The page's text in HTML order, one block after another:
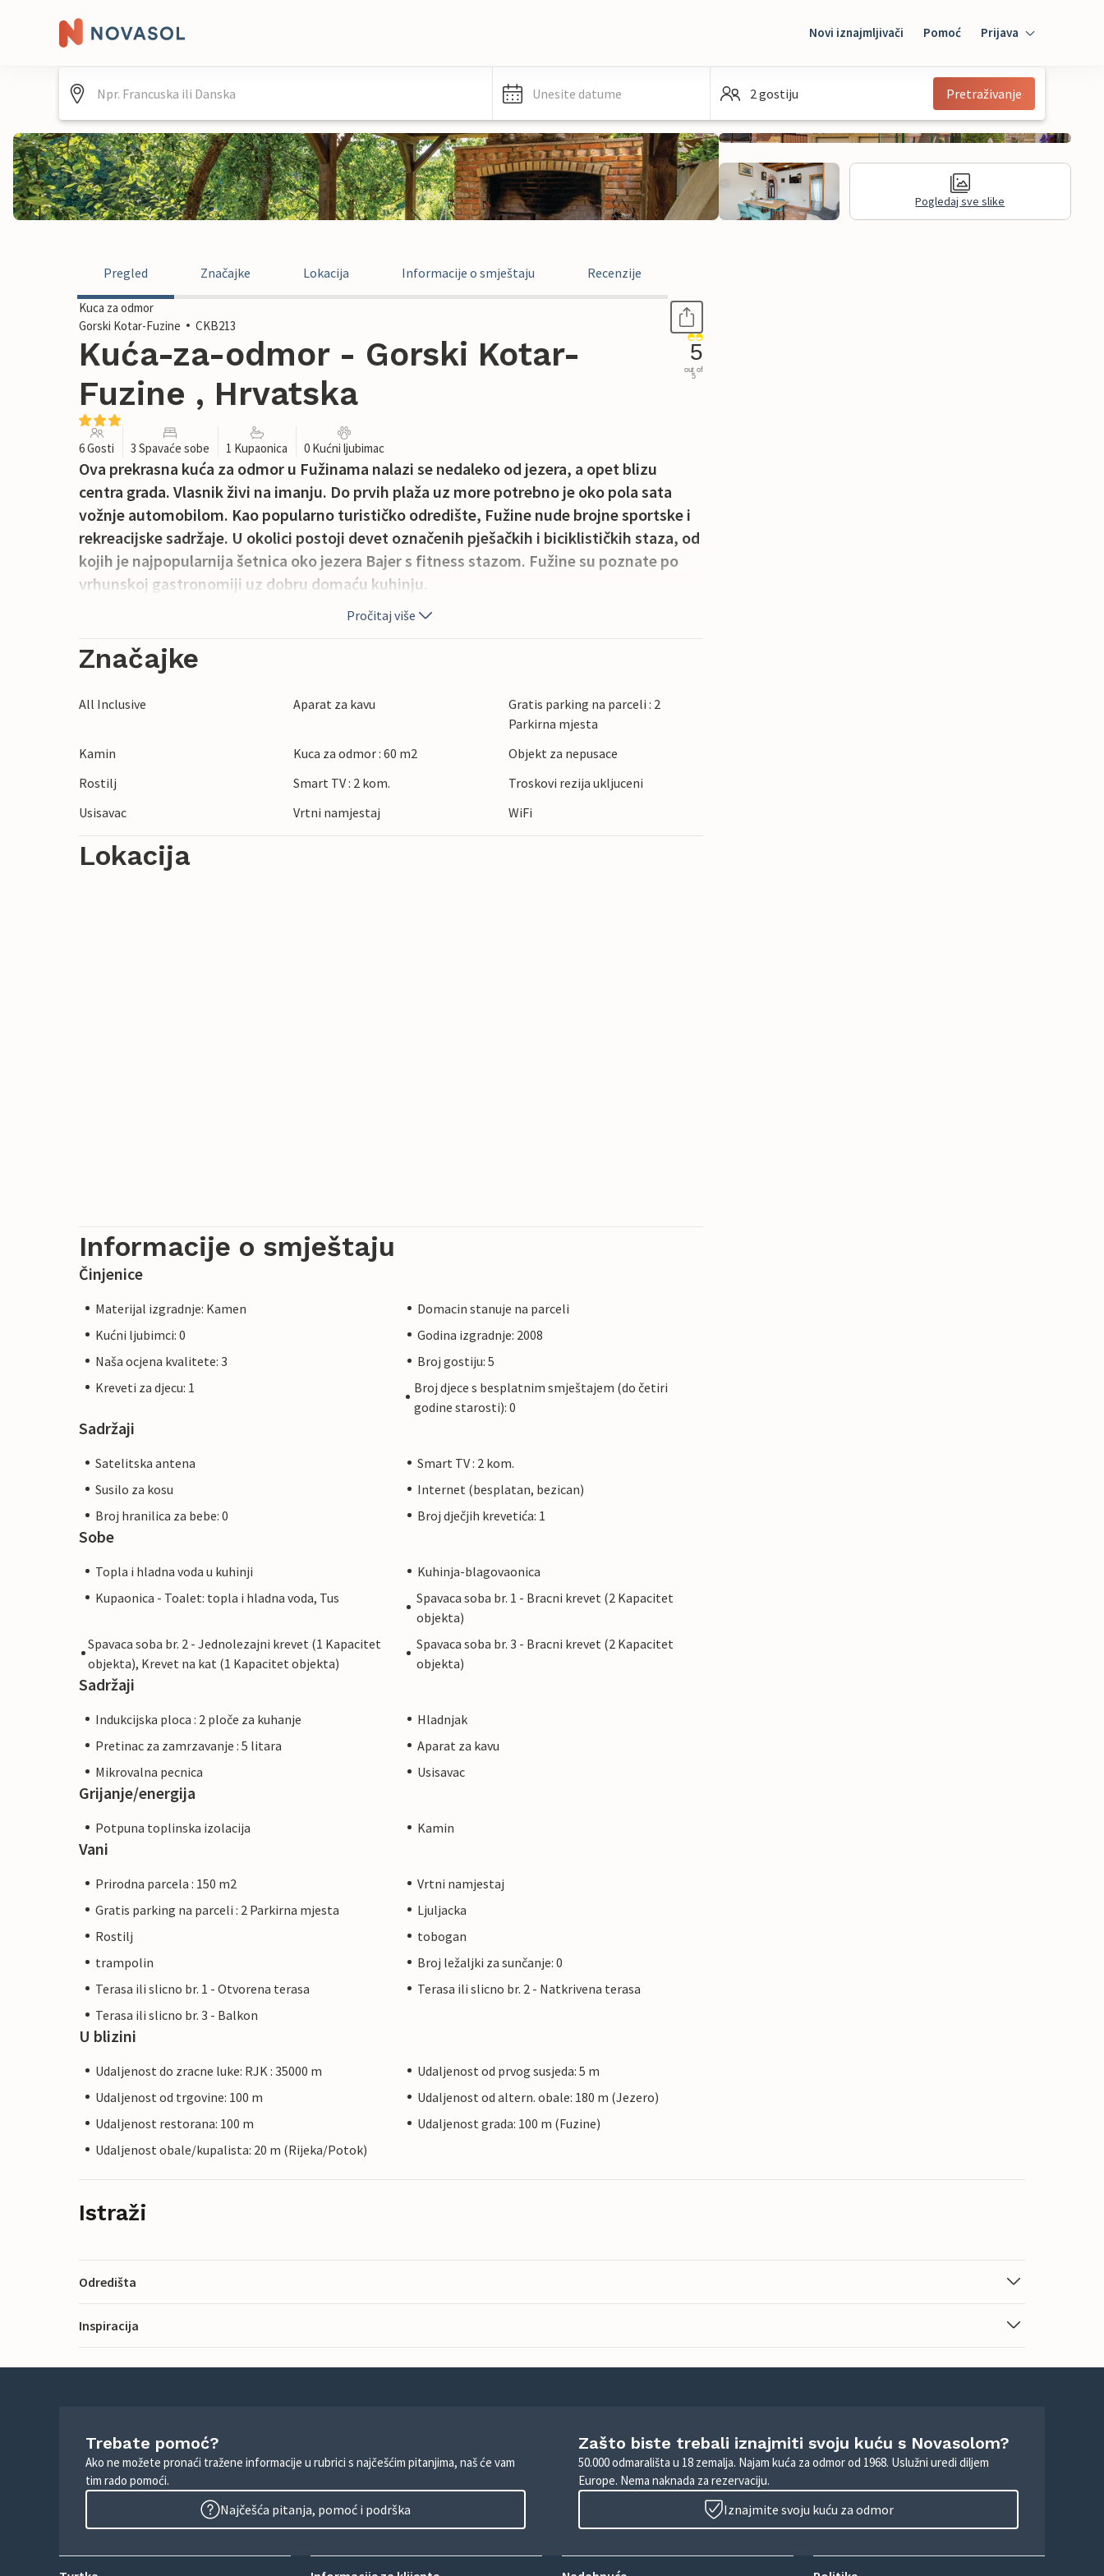
Novi iznajmljivači Pomoć Prijava
Mybooking
Unesite datume 2 gostiju Pretraživanje
Pogledaj sve slike
Pregled Značajke Lokacija Informacije o smještaju Recenzije
Kuca za odmor
Gorski Kotar-Fuzine
CKB213
Kuća-za-odmor - Gorski Kotar-
Fuzine , Hrvatska
5
out of
5
6 Gosti 3 Spavaće sobe 1 Kupaonica 0 Kućni ljubimac
Ova prekrasna kuća za odmor u Fužinama nalazi se nedaleko od jezera, a opet blizu
centra grada. Vlasnik živi na imanju. Do prvih plaža uz more potrebno je oko pola sata
vožnje automobilom. Kao popularno turističko odredište, Fužine nude brojne sportske i
rekreacijske sadržaje. U okolici postoji devet označenih pješačkih i biciklističkih staza, od
kojih je najpopularnija šetnica oko jezera Bajer s fitness stazom. Fužine su poznate po
vrhunskoj gastronomiji uz dobru domaću kuhinju.
Pročitaj više
Značajke
All Inclusive Aparat za kavu
Gratis parking na parceli : 2
Parkirna mjesta
Kamin
Kuca za odmor : 60 m2
Objekt za nepusace
Rostilj
Smart TV : 2 kom.
Troskovi rezija ukljuceni
Usisavac
Vrtni namjestaj WiFi
Lokacija
Informacije o smještaju
Činjenice
Materijal izgradnje: Kamen
Domacin stanuje na parceli
Kućni ljubimci: 0
Godina izgradnje: 2008
Naša ocjena kvalitete: 3
Broj gostiju: 5
Kreveti za djecu: 1
Broj djece s besplatnim smještajem (do četiri
godine starosti): 0
Sadržaji
Satelitska antena
Smart TV : 2 kom.
Susilo za kosu
Internet (besplatan, bezican)
Broj hranilica za bebe: 0
Broj dječjih krevetića: 1
Sobe
Topla i hladna voda u kuhinji
Kuhinja-blagovaonica
Kupaonica - Toalet: topla i hladna voda, Tus
Spavaca soba br. 1 - Bracni krevet (2 Kapacitet
objekta)
Spavaca soba br. 2 - Jednolezajni krevet (1 Kapacitet
objekta), Krevet na kat (1 Kapacitet objekta)
Spavaca soba br. 3 - Bracni krevet (2 Kapacitet
objekta)
Sadržaji
Indukcijska ploca : 2 ploče za kuhanje
Hladnjak
Pretinac za zamrzavanje : 5 litara
Aparat za kavu
Mikrovalna pecnica
Usisavac
Grijanje/energija
Potpuna toplinska izolacija Kamin
Vani
Prirodna parcela : 150 m2
Vrtni namjestaj
Gratis parking na parceli : 2 Parkirna mjesta
Ljuljacka
Rostilj
tobogan
trampolin
Broj ležaljki za sunčanje: 0
Terasa ili slicno br. 1 - Otvorena terasa
Terasa ili slicno br. 2 - Natkrivena terasa
Terasa ili slicno br. 3 - Balkon
U blizini
Udaljenost do zracne luke: RJK : 35000 m
Udaljenost od prvog susjeda: 5 m
Udaljenost od trgovine: 100 m
Udaljenost od altern. obale: 180 m (Jezero)
Udaljenost restorana: 100 m
Udaljenost grada: 100 m (Fuzine)
Udaljenost obale/kupalista: 20 m (Rijeka/Potok)
Istraži
Odredišta
Inspiracija
Trebate pomoć?
Ako ne možete pronaći tražene informacije u rubrici s najčešćim pitanjima, naš će vam
tim rado pomoći.
Najčešća pitanja, pomoć i podrška
Zašto biste trebali iznajmiti svoju kuću s Novasolom?
50.000 odmarališta u 18 zemalja. Najam kuća za odmor od 1968. Uslužni uredi diljem
Europe. Nema naknada za rezervaciju.
Iznajmite svoju kuću za odmor